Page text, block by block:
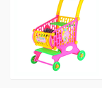
Voucher